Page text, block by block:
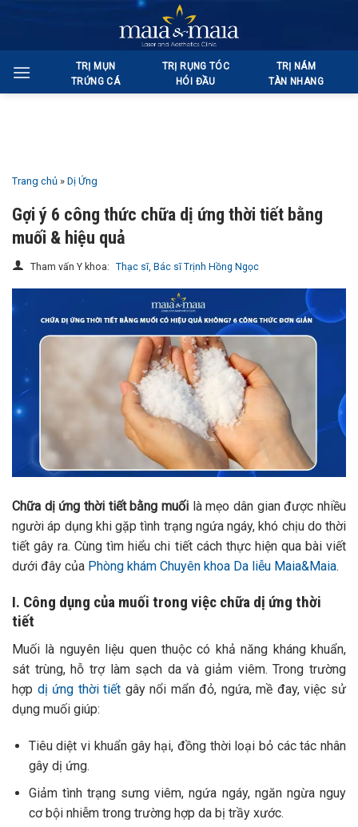
nội
dung
TRỊ MỤN
TRỨNG CÁ
TRỊ RỤNG TÓC
HÓI ĐẦU
TRỊ NÁM
TÀN NHANG
Trang chủ » Dị Ứng
Gợi ý 6 công thức chữa dị ứng thời tiết bằng
muối & hiệu quả
Tham vấn Y khoa: Thạc sĩ, Bác sĩ Trịnh Hồng Ngọc
Chữa dị ứng thời tiết bằng muối là mẹo dân gian được nhiều
người áp dụng khi gặp tình trạng ngứa ngáy, khó chịu do thời
tiết gây ra. Cùng tìm hiểu chi tiết cách thực hiện qua bài viết
dưới đây của Phòng khám Chuyên khoa Da liễu Maia&Maia.
I. Công dụng của muối trong việc chữa dị ứng thời
tiết
Muối là nguyên liệu quen thuộc có khả năng kháng khuẩn,
sát trùng, hỗ trợ làm sạch da và giảm viêm. Trong trường
hợp dị ứng thời tiết gây nổi mẩn đỏ, ngứa, mề đay, việc sử
dụng muối giúp:
Tiêu diệt vi khuẩn gây hại, đồng thời loại bỏ các tác nhân
gây dị ứng.
Giảm tình trạng sưng viêm, ngứa ngáy, ngăn ngừa nguy
cơ bội nhiễm trong trường hợp da bị trầy xước.